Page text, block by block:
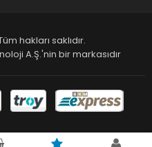
hakları saklıdır.
A.Ş.'nin bir markasıdır